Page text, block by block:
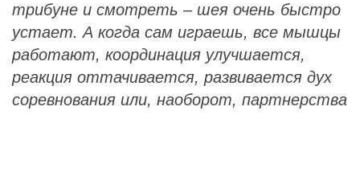
трибуне и смотреть – шея очень быстро
устает. А когда сам играешь, все мышцы
работают, координация улучшается,
реакция оттачивается, развивается дух
соревнования или, наоборот, партнерства